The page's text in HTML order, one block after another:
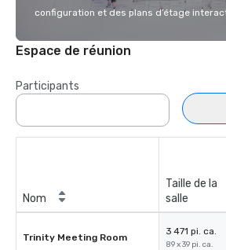
configuration et des plans d’étage
Espace de réunion
Participants
Nom
Taille de la
salle
Trinity Meeting Room
3 471 pi. ca.
89 x 39 pi. ca.